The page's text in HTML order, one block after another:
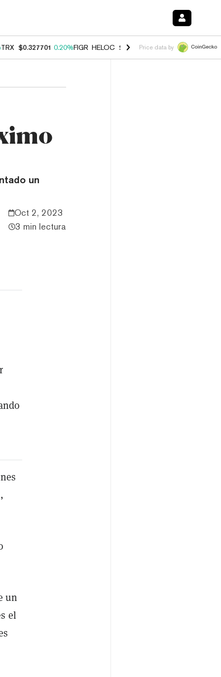
TRX $0.327701 0.20%FIGR_HELOC $1.035 1.50%HYPE $56.84
Price data by
un
Oct 2, 2023
3 min lectura
un
el